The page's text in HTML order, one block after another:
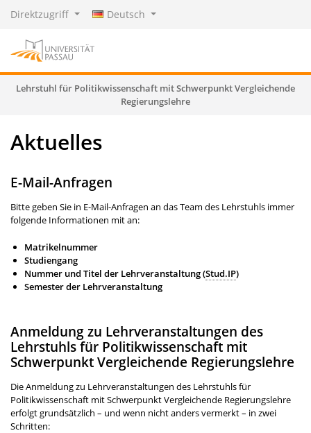
Direktzugriff Deutsch
Lehrstuhl für Politikwissenschaft mit Schwerpunkt Vergleichende
Regierungslehre
Aktuelles
E-Mail-Anfragen
Bitte geben Sie in E-Mail-Anfragen an das Team des Lehrstuhls immer
folgende Informationen mit an:
Matrikelnummer
Studiengang
Nummer und Titel der Lehrveranstaltung (Stud.IP)
Semester der Lehrveranstaltung
Anmeldung zu Lehr­veranstaltungen des
Lehrstuhls für Politik­wissenschaft mit
Schwerpunkt Vergleichende Regierungslehre
Die Anmeldung zu Lehrveranstaltungen des Lehrstuhls für
Politikwissenschaft mit Schwerpunkt Vergleichende Regierungslehre
erfolgt grundsätzlich – und wenn nicht anders vermerkt – in zwei
Schritten: